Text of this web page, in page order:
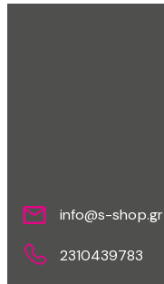
info@s-shop.gr
2310439783